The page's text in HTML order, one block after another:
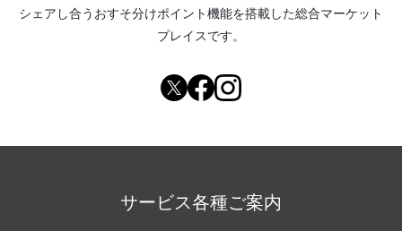
シェアし合う おすそ分けポイント機能を搭載した総合マーケット
プレイスです。
サービス各種ご案内